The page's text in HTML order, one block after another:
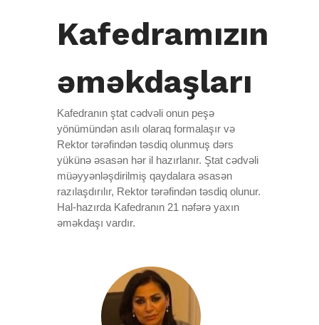
İstehlak bazarının idarə edilməsi
İstehlakçı davranışlarının idarəedilməsi
İstehsal müəssisələrində kommersiya
Keyfiyyət əsaslı tədqiqat metodları
Keyfiyyətin idarə edilməsi
Keys menecment
Kommersiya fəaliyyətinin tədqiqi və proqnozlaşdırılması
Korporativ sosial məsuliyyət
Marketinq kommunikasiya sistemi
Korporativ hüquq
Liderlik və təşkilati davranış
Marketinq strategiyası
Menecment iqtisadiyyatı
Sosiaı inzibati və maliyyə hüququ
Stareji planlaşdırma və proqramlaşdırma
Strategiya, təşkilat və innovasiya
Turizm biznesi
Kafedramızın
əməkdaşları
Kafedranın ştat cədvəli onun peşə
yönümündən asılı olaraq formalaşır və
Rektor tərəfindən təsdiq olunmuş dərs
yükünə əsasən hər il hazırlanır. Ştat cədvəli
müəyyənləşdirilmiş qaydalara əsasən
razılaşdırılır, Rektor tərəfindən təsdiq olunur.
Hal-hazırda Kafedranın 21 nəfərə yaxın
əməkdaşı vardır.